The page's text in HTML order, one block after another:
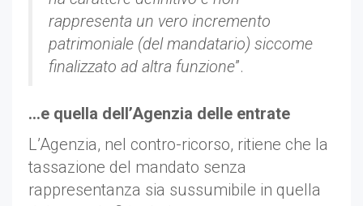
rappresenta un vero incremento
patrimoniale (del mandatario) siccome
finalizzato ad altra funzione”.
…e quella dell’Agenzia delle entrate
L’Agenzia, nel contro-ricorso, ritiene che la
tassazione del mandato senza
rappresentanza sia sussumibile in quella